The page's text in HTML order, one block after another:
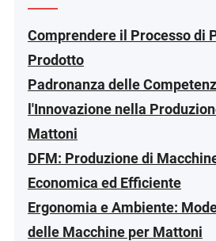
Comprendere il Processo di
Prodotto
Padronanza delle
l'Innovazione nella
Mattoni
DFM: Produzione di
Economica ed Efficiente
Ergonomia e Ambiente:
delle Macchine per Mattoni